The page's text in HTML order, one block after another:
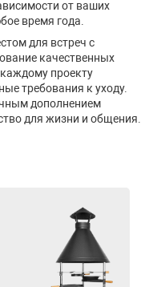
от ваших
время года.
для встреч с
качественных
проекту
требования к уходу.
дополнением
для жизни и общения.